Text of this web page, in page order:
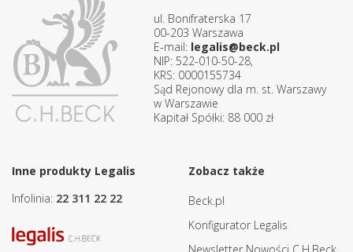
ul. Bonifraterska 17
00-203 Warszawa
E-mail: legalis@beck.pl
NIP: 522-010-50-28,
KRS: 0000155734
Sąd Rejonowy dla m. st. Warszawy
w Warszawie
Kapitał Spółki: 88 000 zł
Inne produkty Legalis
Infolinia: 22 311 22 22
Zobacz także
Beck.pl
Konfigurator Legalis